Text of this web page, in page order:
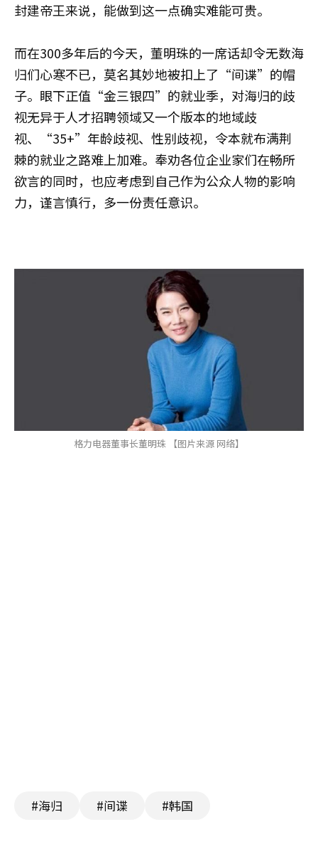
封建帝王来说，能做到这一点确实难能可贵。
而在300多年后的今天，董明珠的一席话却令无数海
归们心寒不已，莫名其妙地被扣上了“间谍”的帽
子。眼下正值“金三银四”的就业季，对海归的歧
视无异于人才招聘领域又一个版本的地域歧
视、“35+”年龄歧视、性别歧视，令本就布满荆
棘的就业之路难上加难。奉劝各位企业家们在畅所
欲言的同时，也应考虑到自己作为公众人物的影响
力，谨言慎行，多一份责任意识。
格力电器董事长董明珠 【图片来源 网络】
#海归 #间谍 #韩国